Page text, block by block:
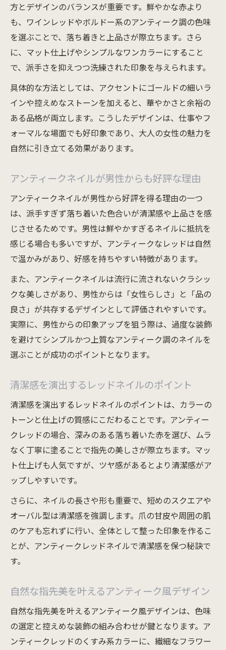
方とデザインのバランスが重要です。鮮やかな赤より
も、ワインレッドやボルドー系のアンティーク調の色味
を選ぶことで、落ち着きと上品さが際立ちます。さら
に、マット仕上げやシンプルなワンカラーにすること
で、派手さを抑えつつ洗練された印象を与えられます。
具体的な方法としては、アクセントにゴールドの細いラ
インや控えめなストーンを加えると、華やかさと余裕の
ある品格が両立します。こうしたデザインは、仕事やフ
ォーマルな場面でも好印象であり、大人の女性の魅力を
自然に引き立てる効果があります。
アンティークネイルが男性からも好評な理由
アンティークネイルが男性から好評を得る理由の一つ
は、派手すぎず落ち着いた色合いが清潔感や上品さを感
じさせるためです。男性は鮮やかすぎるネイルに抵抗を
感じる場合も多いですが、アンティークなレッドは自然
で温かみがあり、好感を持ちやすい特徴があります。
また、アンティークネイルは流行に流されないクラシッ
クな美しさがあり、男性からは「女性らしさ」と「品の
良さ」が共存するデザインとして評価されやすいです。
実際に、男性からの印象アップを狙う際は、過度な装飾
を避けてシンプルかつ上質なアンティーク調のネイルを
選ぶことが成功のポイントとなります。
清潔感を演出するレッドネイルのポイント
清潔感を演出するレッドネイルのポイントは、カラーの
トーンと仕上げの質感にこだわることです。アンティー
クレッドの場合、深みのある落ち着いた赤を選び、ムラ
なく丁寧に塗ることで指先の美しさが際立ちます。マッ
ト仕上げも人気ですが、ツヤ感があるとより清潔感がア
ップしやすいです。
さらに、ネイルの長さや形も重要で、短めのスクエアや
オーバル型は清潔感を強調します。爪の甘皮や周囲の肌
のケアも忘れずに行い、全体として整った印象を作るこ
とが、アンティークレッドネイルで清潔感を保つ秘訣で
す。
自然な指先美を叶えるアンティーク風デザイン
自然な指先美を叶えるアンティーク風デザインは、色味
の選定と控えめな装飾の組み合わせが鍵となります。ア
ンティークレッドのくすみ系カラーに、繊細なフラワー